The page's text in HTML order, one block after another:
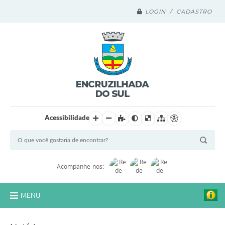
LOGIN / CADASTRO
Acessibilidade
Acompanhe-nos:
MENU